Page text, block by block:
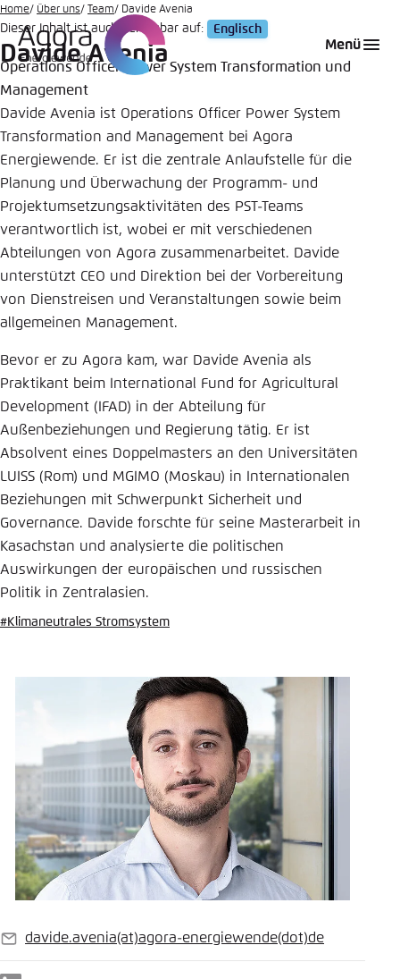
Zum
Hauptinhalt
gehen
Menü
Home Über uns Team Davide Avenia
Dieser Inhalt ist auch verfügbar auf: Englisch
Davide Avenia
Operations Officer Power System Transformation und
Management
Davide Avenia ist Operations Officer Power System
Transformation and Management bei Agora
Energiewende. Er ist die zentrale Anlaufstelle für die
Planung und Überwachung der Programm- und
Projektumsetzungsaktivitäten des PST-Teams
verantwortlich ist, wobei er mit verschiedenen
Abteilungen von Agora zusammenarbeitet. Davide
unterstützt CEO und Direktion bei der Vorbereitung
von Dienstreisen und Veranstaltungen sowie beim
allgemeinen Management.
Bevor er zu Agora kam, war Davide Avenia als
Praktikant beim International Fund for Agricultural
Development (IFAD) in der Abteilung für
Außenbeziehungen und Regierung tätig. Er ist
Absolvent eines Doppelmasters an den Universitäten
LUISS (Rom) und MGIMO (Moskau) in Internationalen
Beziehungen mit Schwerpunkt Sicherheit und
Governance. Davide forschte für seine Masterarbeit in
Kasachstan und analysierte die politischen
Auswirkungen der europäischen und russischen
Politik in Zentralasien.
#Klimaneutrales Stromsystem
E-
Mail
davide.avenia(at)agora-energiewende(dot)de
Login
Melden Sie sich an um ..., ... und ... zu verwalten.
Benutzername*
Passwort* Passwort vergessen?
Anmelden
Sprache auswählen
Englisch
Deutsch
Agora Think Tanks
Erscheinungsbild der Webseite
Diese Webseite passt ihr Farbschema basierend
auf Ihren Einstellungen an. Wählen Sie aus,
welches Farbschema Sie für diese Webseite
verwenden möchten.
Close
Hell
Dunkel
Einstellung für diese Webseite im Browser
speichern
Übernehmen